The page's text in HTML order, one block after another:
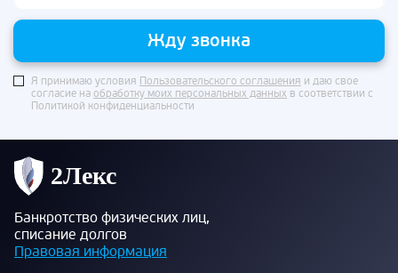
Жду звонка
Я принимаю условия Пользовательского соглашения и даю свое
согласие на обработку моих персональных данных в соответствии с
Политикой конфиденциальности
Банкротство физических лиц,
списание долгов
Правовая информация